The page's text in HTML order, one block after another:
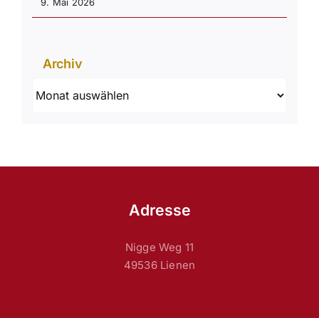
Archiv
Adresse
Nigge Weg 11
49536 Lienen